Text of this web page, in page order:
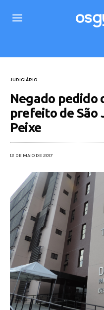
JUDICIÁRIO
Negado pedido
prefeito de São
Peixe
12 DE MAIO DE 2017